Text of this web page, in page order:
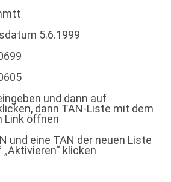
5.6.1999
und dann auf
dann TAN-Liste mit dem
Link öffnen
eine TAN der neuen Liste
klicken